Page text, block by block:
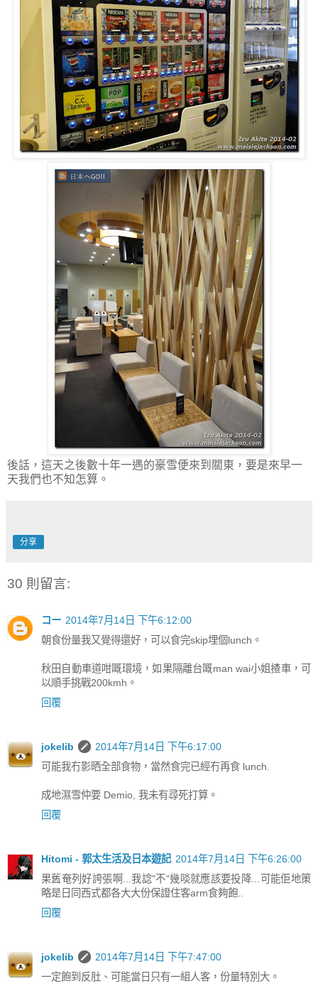
後話，這天之後數十年一遇的豪雪便來到關東，要是來早一
天我們也不知怎算。
分享
30 則留言:
コー 2014年7月14日 下午6:12:00
朝食份量我又覺得還好，可以食完skip埋個lunch。
秋田自動車道咁嘅環境，如果隔離台嘅man wai小姐揸車，可
以順手挑戰200kmh。
回覆
jokelib
2014年7月14日 下午6:17:00
可能我冇影晒全部食物，當然食完已經冇再食 lunch.
成地濕雪仲要 Demio, 我未有尋死打算。
回覆
Hitomi - 郭太生活及日本遊記 2014年7月14日 下午6:26:00
果舊奄列好誇張啊...我諗"不"幾啖就應該要投降...可能佢地策
略是日同西式都各大大份保證住客arm食夠飽..
回覆
jokelib
2014年7月14日 下午7:47:00
一定飽到反肚、可能當日只有一組人客，份量特別大。